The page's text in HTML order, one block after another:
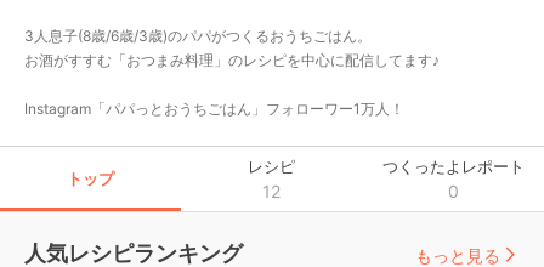
3人息子(8歳/6歳/3歳)のパパがつくるおうちごはん。
お酒がすすむ「おつまみ料理」のレシピを中心に配信してます♪
Instagram「パパっとおうちごはん」フォローワー1万人！
トップ
レシピ
12
つくったよレポート
0
人気レシピランキング もっと見る